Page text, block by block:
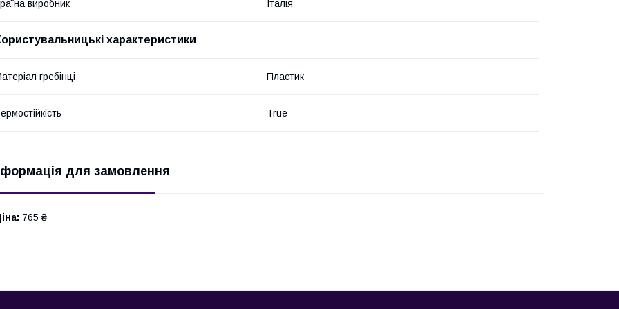
виробник Італія
характеристики
гребінці Пластик
True
для замовлення
765 ₴